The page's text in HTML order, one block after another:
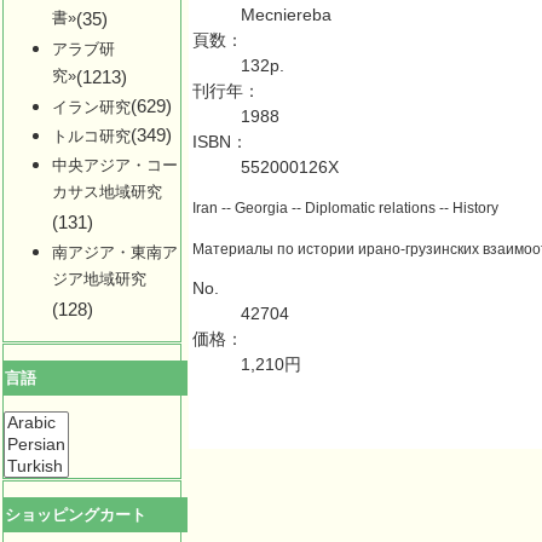
書»(35)
アラブ研
究»(1213)
イラン研究(629)
トルコ研究(349)
中央アジア・コー
カサス地域研究
(131)
南アジア・東南ア
ジア地域研究
(128)
言語
ショッピングカート
Mecniereba
頁数：
132p.
刊行年：
1988
ISBN：
552000126X
Iran -- Georgia -- Diplomatic relations -- History
Материалы по истории ирано-грузинских
No.
42704
価格：
1,210円